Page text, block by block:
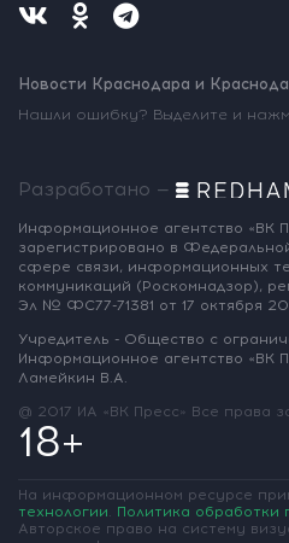
Новости Краснодара и
Нашли ошибку? Выделите и
Разработано —
Информационное агентство «ВК
зарегистрировано в
сфере связи, информационных
коммуникаций (Роскомнадзор),
Эл № ФС77-71381 от 17 октября
Учредитель - Общество с
Информационное агентство «ВК
Ламейкин В.А.
@ 2017 ИА «ВК Пресс» Все права
18+
На информационном ресурсе
технологии. Политика обработки
Авторское право на систему